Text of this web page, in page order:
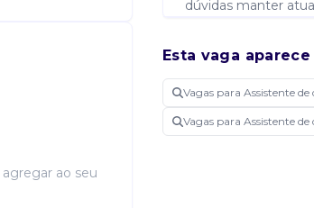
ao seu
dúvidas manter
Candidatar-
Esta vaga
Vagas para Assistente de
Vagas para Assistente